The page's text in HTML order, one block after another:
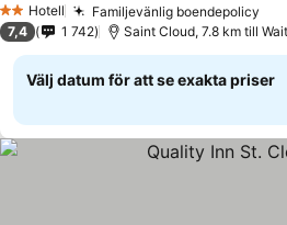
2 Stjärnor
Hotell Familjevänlig boendepolicy
7,4 1 742 Saint Cloud, 7.8 km till
Välj datum för att se exakta priser